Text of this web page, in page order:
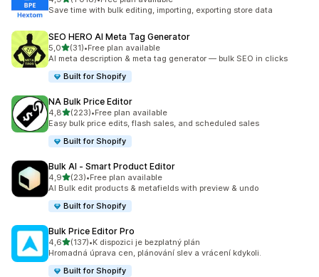
Celkový počet recenzí: 1018
Save time with bulk editing, importing, exporting store data
SEO HERO AI Meta Tag Generator
5,0z 5 hvězd
(31)
Celkový počet recenzí: 31
•Free plan available
AI meta description & meta tag generator — bulk SEO in clicks
Built for Shopify
NA Bulk Price Editor
4,8z 5 hvězd
(223)
Celkový počet recenzí: 223
•Free plan available
Easy bulk price edits, flash sales, and scheduled sales
Built for Shopify
Bulk AI ‑ Smart Product Editor
4,9z 5 hvězd
(23)
Celkový počet recenzí: 23
•Free plan available
AI Bulk edit products & metafields with preview & undo
Built for Shopify
Bulk Price Editor Pro
4,6z 5 hvězd
(137)
Celkový počet recenzí: 137
•K dispozici je bezplatný plán
Hromadná úprava cen, plánování slev a vrácení kdykoli.
Built for Shopify